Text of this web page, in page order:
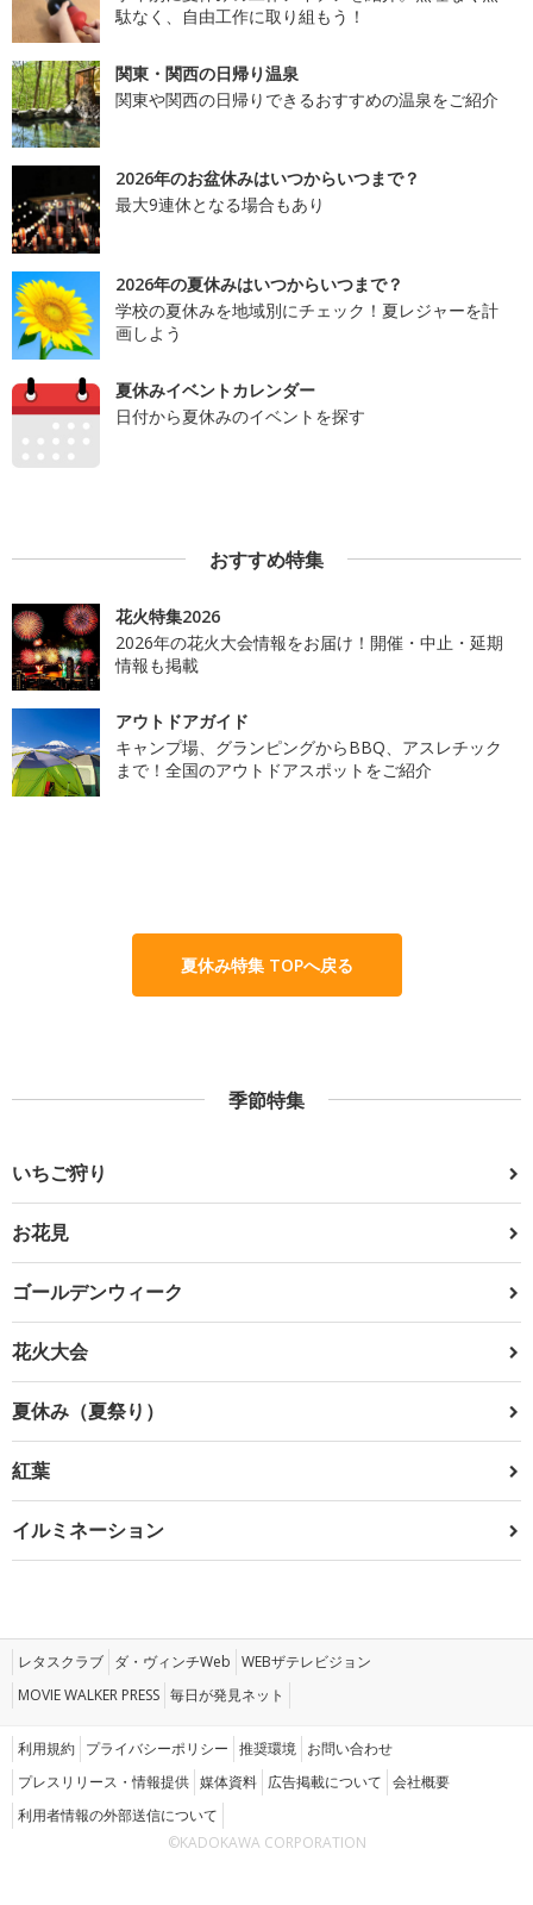
駄なく、自由工作に取り組もう！
関東・関西の日帰り温泉
関東や関西の日帰りできるおすすめの温泉をご紹介
2026年のお盆休みはいつからいつまで？
最大9連休となる場合もあり
2026年の夏休みはいつからいつまで？
学校の夏休みを地域別にチェック！夏レジャーを計
画しよう
夏休みイベントカレンダー
日付から夏休みのイベントを探す
おすすめ特集
花火特集2026
2026年の花火大会情報をお届け！開催・中止・延期
情報も掲載
アウトドアガイド
キャンプ場、グランピングからBBQ、アスレチック
まで！全国のアウトドアスポットをご紹介
夏休み特集 TOPへ戻る
季節特集
いちご狩り
お花見
ゴールデンウィーク
花火大会
夏休み（夏祭り）
紅葉
イルミネーション
レタスクラブ ダ・ヴィンチWeb WEBザテレビジョン
MOVIE WALKER PRESS 毎日が発見ネット
利用規約 プライバシーポリシー 推奨環境 お問い合わせ
プレスリリース・情報提供 媒体資料 広告掲載について 会社概要
利用者情報の外部送信について
©KADOKAWA CORPORATION